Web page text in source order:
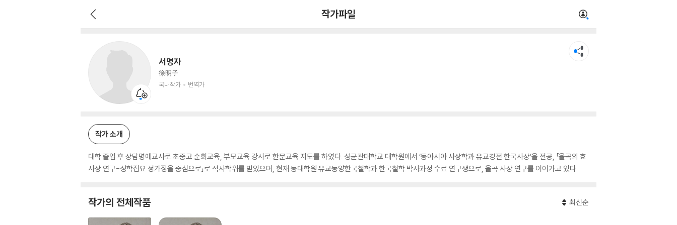
작가파일
서명자
徐明子
국내작가
번역가
작가 소개
대학 졸업 후 상담명예교사로 초중고 순회교육, 부모교육 강사로 한문교육 지도를 하였다. 성균관대학교 대학원에서 ‘동아시아 사상학과 유교경전 한국사상’을 전공, 「율곡의 효
사상 연구-성학집요 정가장을 중심으로」로 석사학위를 받았으며, 현재 동대학원 유교동양한국철학과 한국철학 박사과정 수료 연구생으로, 율곡 사상 연구를 이어가고 있다.
작가의 전체작품 최신순